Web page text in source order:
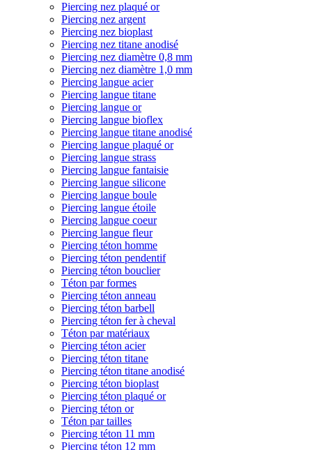
Piercing nez plaqué or
Piercing nez argent
Piercing nez bioplast
Piercing nez titane anodisé
Piercing nez diamètre 0,8 mm
Piercing nez diamètre 1,0 mm
Piercing langue acier
Piercing langue titane
Piercing langue or
Piercing langue bioflex
Piercing langue titane anodisé
Piercing langue plaqué or
Piercing langue strass
Piercing langue fantaisie
Piercing langue silicone
Piercing langue boule
Piercing langue étoile
Piercing langue coeur
Piercing langue fleur
Piercing téton homme
Piercing téton pendentif
Piercing téton bouclier
Téton par formes
Piercing téton anneau
Piercing téton barbell
Piercing téton fer à cheval
Téton par matériaux
Piercing téton acier
Piercing téton titane
Piercing téton titane anodisé
Piercing téton bioplast
Piercing téton plaqué or
Piercing téton or
Téton par tailles
Piercing téton 11 mm
Piercing téton 12 mm